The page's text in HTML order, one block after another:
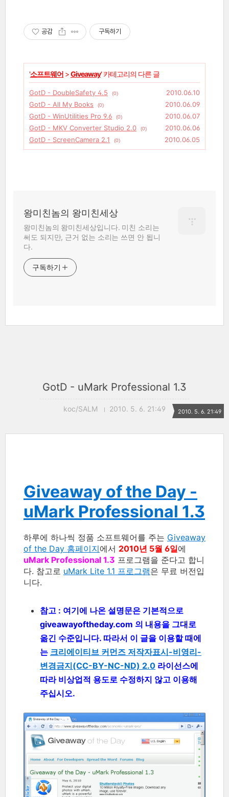
공감 구독하기
'소프트웨어 >Giveaway' 카테고리의 다른 글
GotD - DoubleSafety 4.5 (0)
2010.06.10
GotD - All My Books
(0)
2010.06.09
GotD - WinUtilities Pro 9.6
(0)
2010.06.07
GotD - MKV Converter Studio 2.0
(0)
2010.06.06
GotD - ScreenCamera 2.1
(0) 2010.06.05
왕미친놈의 왕미친세상
왕미친놈의 왕미친세상입니다. 미친 소리는
써도 되지만, 근거 없는 소리는 쓰면 안 됩니
다.
구독하기
GotD - uMark Professional 1.3
koc/SALM 2010. 5. 6. 21:49 2010. 5. 6. 21:49
Giveaway of the Day -
uMark Professional 1.3
하루에 하나씩 정품 소프트웨어를 주는 Giveaway
of the Day 홈페이지에서 2010년 5월 6일에
uMark Professional 1.3 프로그램을 준다고 합니
다. 참고로 uMark Lite 1.1 프로그램은 무료 버전입
니다.
참고 : 여기에 나온 설명문은 기본적으로
giveawayoftheday.com 의 내용을 그대로
옮긴 수준입니다. 따라서 이 글을 이용할 때에
는 크리에이티브 커먼즈 저작자표시-비영리-
변경금지(CC-BY-NC-ND) 2.0 라이선스에
따라 비상업적 용도로 수정하지 않고 이용해
주십시오.